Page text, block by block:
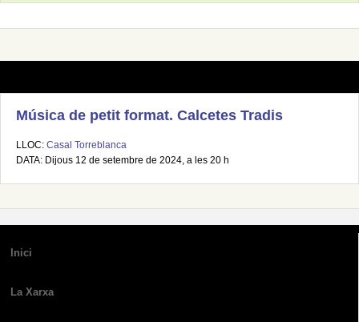
Música de petit format. Calcetes Tradis
LLOC: Casal Torreblanca
DATA: Dijous 12 de setembre de 2024, a les 20 h
Inici
La Xarxa